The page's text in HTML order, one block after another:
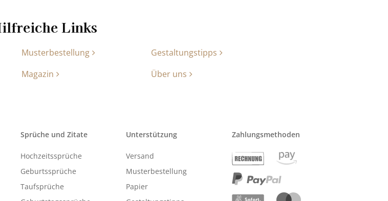
Links
Musterbestellung
Gestaltungstipps
Magazin Über uns
Sprüche und Zitate
Hochzeitssprüche
Geburtssprüche
Taufsprüche
Unterstützung
Versand
Musterbestellung
Papier
Zahlungsmethoden